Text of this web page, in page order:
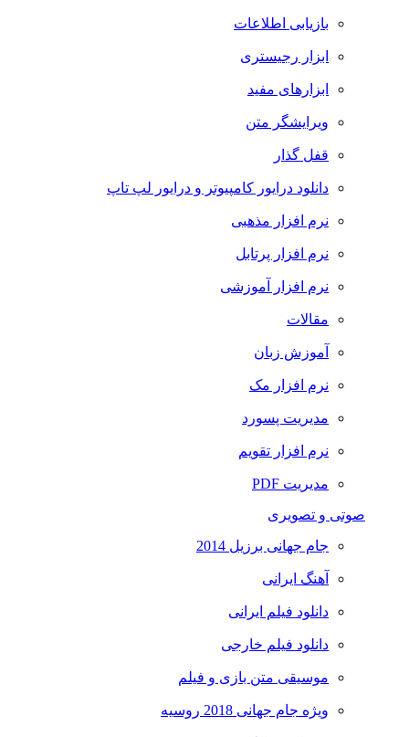
بازیابی اطلاعات
ابزار رجیستری
ابزارهای مفید
ویرایشگر متن
قفل گذار
دانلود درایور کامپیوتر و درایور لپ تاپ
نرم افزار مذهبی
نرم افزار پرتابل
نرم افزار آموزشی
مقالات
آموزش زبان
نرم افزار مک
مدیریت پسورد
نرم افزار تقویم
مدیریت PDF
صوتی و تصویری
جام جهانی برزیل 2014
آهنگ ایرانی
دانلود فیلم ایرانی
دانلود فیلم خارجی
موسیقی متن بازی و فیلم
ویژه جام جهانی 2018 روسیه